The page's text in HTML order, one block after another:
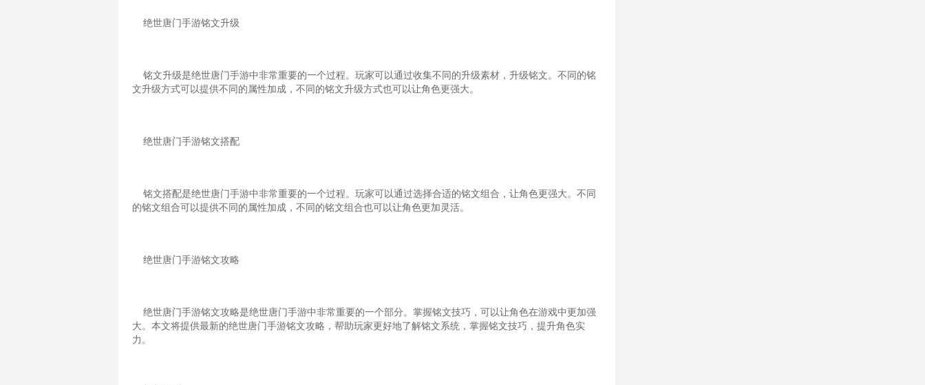
绝世唐门手游铭文升级
铭文升级是绝世唐门手游中非常重要的一个过程。玩家可以通过收集不同的升级素材，升级铭文。不同的铭
文升级方式可以提供不同的属性加成，不同的铭文升级方式也可以让角色更强大。
绝世唐门手游铭文搭配
铭文搭配是绝世唐门手游中非常重要的一个过程。玩家可以通过选择合适的铭文组合，让角色更强大。不同
的铭文组合可以提供不同的属性加成，不同的铭文组合也可以让角色更加灵活。
绝世唐门手游铭文攻略
绝世唐门手游铭文攻略是绝世唐门手游中非常重要的一个部分。掌握铭文技巧，可以让角色在游戏中更加强
大。本文将提供最新的绝世唐门手游铭文攻略，帮助玩家更好地了解铭文系统，掌握铭文技巧，提升角色实
力。